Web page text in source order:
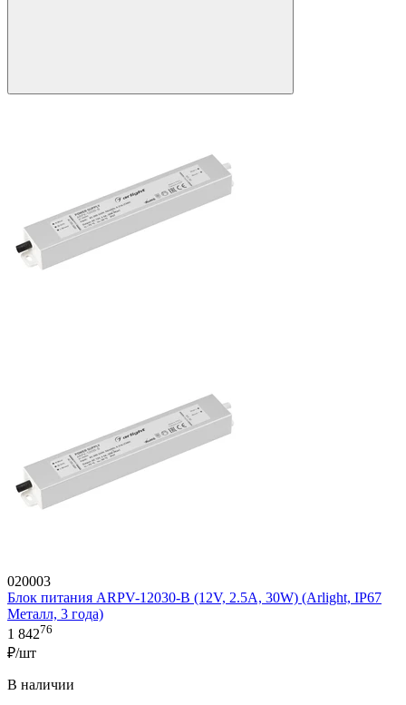
020003
Блок питания ARPV-12030-B (12V, 2.5A, 30W) (Arlight, IP67
Металл, 3 года)
1 84276
₽/шт
В наличии